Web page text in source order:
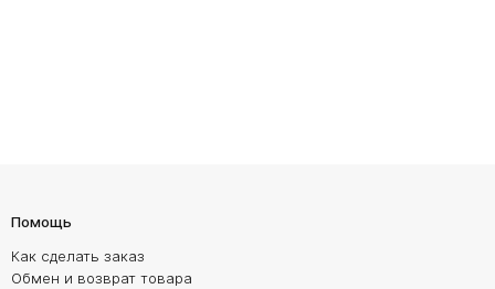
Помощь
Как сделать заказ
Обмен и возврат товара